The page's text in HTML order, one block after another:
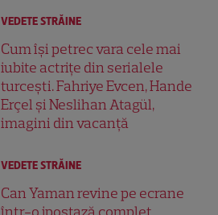
VEDETE STRĂINE
Cum își petrec vara cele mai
iubite actrițe din serialele
turcești. Fahriye Evcen, Hande
Erçel și Neslihan Atagül,
imagini din vacanță
VEDETE STRĂINE
Can Yaman revine pe ecrane